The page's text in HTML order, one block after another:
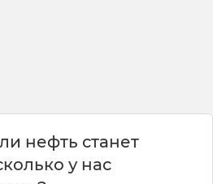
нефть станет
у нас